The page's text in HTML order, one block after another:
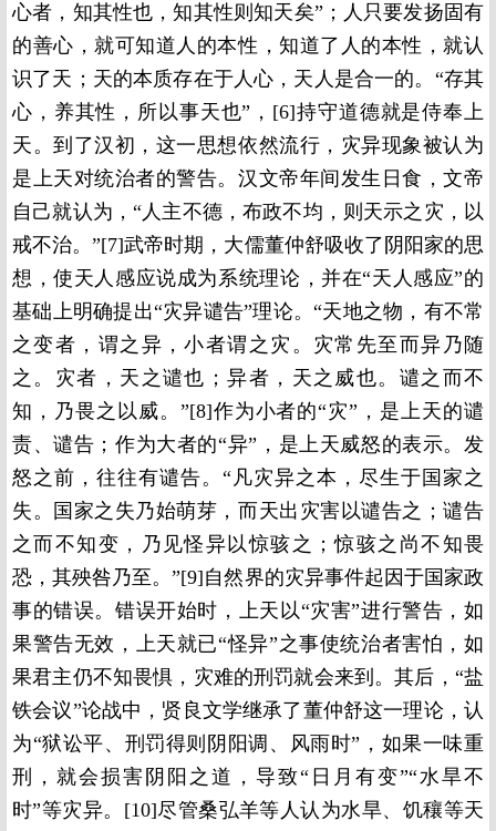
心者，知其性也，知其性则知天矣”；人只要发扬固有
的善心，就可知道人的本性，知道了人的本性，就认
识了天；天的本质存在于人心，天人是合一的。“存其
心，养其性，所以事天也”，[6]持守道德就是侍奉上
天。到了汉初，这一思想依然流行，灾异现象被认为
是上天对统治者的警告。汉文帝年间发生日食，文帝
自己就认为，“人主不德，布政不均，则天示之灾，以
戒不治。”[7]武帝时期，大儒董仲舒吸收了阴阳家的思
想，使天人感应说成为系统理论，并在“天人感应”的
基础上明确提出“灾异谴告”理论。“天地之物，有不常
之变者，谓之异，小者谓之灾。灾常先至而异乃随
之。灾者，天之谴也；异者，天之威也。谴之而不
知，乃畏之以威。”[8]作为小者的“灾”，是上天的谴
责、谴告；作为大者的“异”，是上天威怒的表示。发
怒之前，往往有谴告。“凡灾异之本，尽生于国家之
失。国家之失乃始萌芽，而天出灾害以谴告之；谴告
之而不知变，乃见怪异以惊骇之；惊骇之尚不知畏
恐，其殃咎乃至。”[9]自然界的灾异事件起因于国家政
事的错误。错误开始时，上天以“灾害”进行警告，如
果警告无效，上天就已“怪异”之事使统治者害怕，如
果君主仍不知畏惧，灾难的刑罚就会来到。其后，“盐
铁会议”论战中，贤良文学继承了董仲舒这一理论，认
为“狱讼平、刑罚得则阴阳调、风雨时”，如果一味重
刑，就会损害阴阳之道，导致“日月有变”“水旱不
时”等灾异。[10]尽管桑弘羊等人认为水旱、饥穰等天